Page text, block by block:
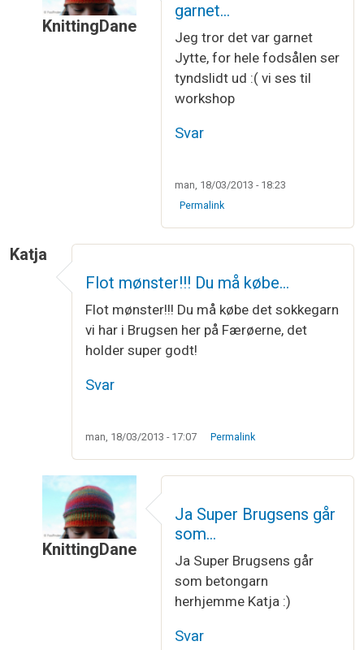
KnittingDane
afJytte Mørck
garnet…
Jeg tror det var garnet
Jytte, for hele fodsålen ser
tyndslidt ud :( vi ses til
workshop
Svar
man, 18/03/2013 - 18:23
Permalink
Katja
Flot mønster!!! Du må købe…
Flot mønster!!! Du må købe det sokkegarn
vi har i Brugsen her på Færøerne, det
holder super godt!
Svar
man, 18/03/2013 - 17:07 Permalink
KnittingDane
Flot mønster!!! Du må købe…
Ja Super Brugsens går
som…
Ja Super Brugsens går
som betongarn
herhjemme Katja :)
Svar